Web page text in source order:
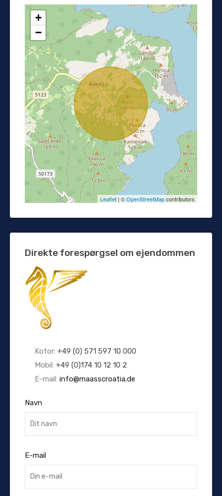
+
−
Leaflet | ©OpenStreetMapcontributors
Direkte forespørgsel om ejendommen
Kotor: +49 (0) 571 597 10 000
Mobil: +49 (0)174 10 12 10 2
E-mail: info@maasscroatia.de
Navn
E-mail